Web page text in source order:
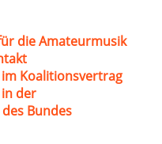
die Amateurmusik
Koalitionsvertrag
der
Bundes